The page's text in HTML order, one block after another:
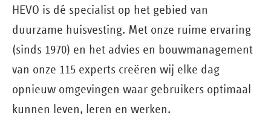
HEVO is dé specialist op het gebied van
duurzame huisvesting. Met onze ruime ervaring
(sinds 1970) en het advies en bouw­management
van onze 115 experts creëren wij elke dag
opnieuw omgevingen waar gebruikers optimaal
kunnen leven, leren en werken.